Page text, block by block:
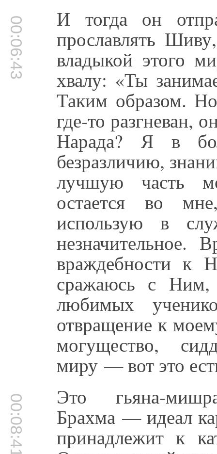
00:06:43 И тогда он
прославлять
владыкой этого
хвалу: «Ты
Таким образом.
где-то разгневан,
Нарада? Я в
безразличию,
лучшую часть
остается во
использую в
незначительное.
враждебности к
сражаюсь с Ним,
любимых
отвращение к
могущество,
миру — вот это
00:08:41 Это гьяна-
Брахма — идеал
принадлежит к